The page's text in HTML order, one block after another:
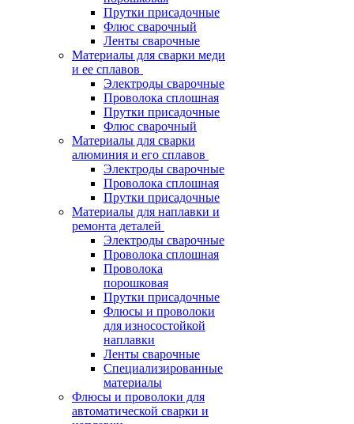
Прутки присадочные
Флюс сварочный
Ленты сварочные
Материалы для сварки меди
и ее сплавов
Электроды сварочные
Проволока сплошная
Прутки присадочные
Флюс сварочный
Материалы для сварки
алюминия и его сплавов
Электроды сварочные
Проволока сплошная
Прутки присадочные
Материалы для наплавки и
ремонта деталей
Электроды сварочные
Проволока сплошная
Проволока
порошковая
Прутки присадочные
Флюсы и проволоки
для износостойкой
наплавки
Ленты сварочные
Специализированные
материалы
Флюсы и проволоки для
автоматической сварки и